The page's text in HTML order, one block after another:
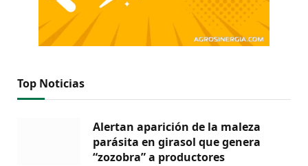
Top Noticias
Alertan aparición de la maleza
parásita en girasol que genera
“zozobra” a productores